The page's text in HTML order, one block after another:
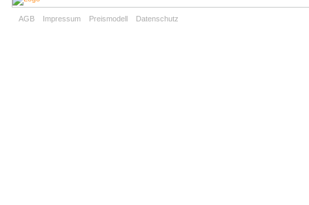
AGB Impressum Preismodell Datenschutz